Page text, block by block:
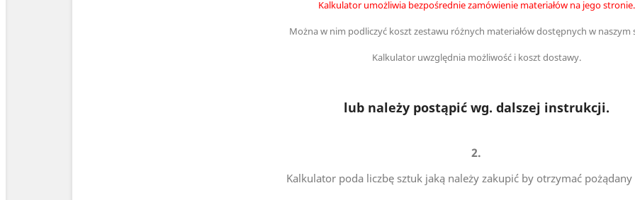
Kalkulator umożliwia bezpośrednie zamówienie materiałów na jego stronie.
Można w nim podliczyć koszt zestawu różnych materiałów dostępnych w naszym
Kalkulator uwzględnia możliwość i koszt dostawy.
lub należy postąpić wg. dalszej instrukcji.
2.
Kalkulator poda liczbę sztuk jaką należy zakupić by otrzymać